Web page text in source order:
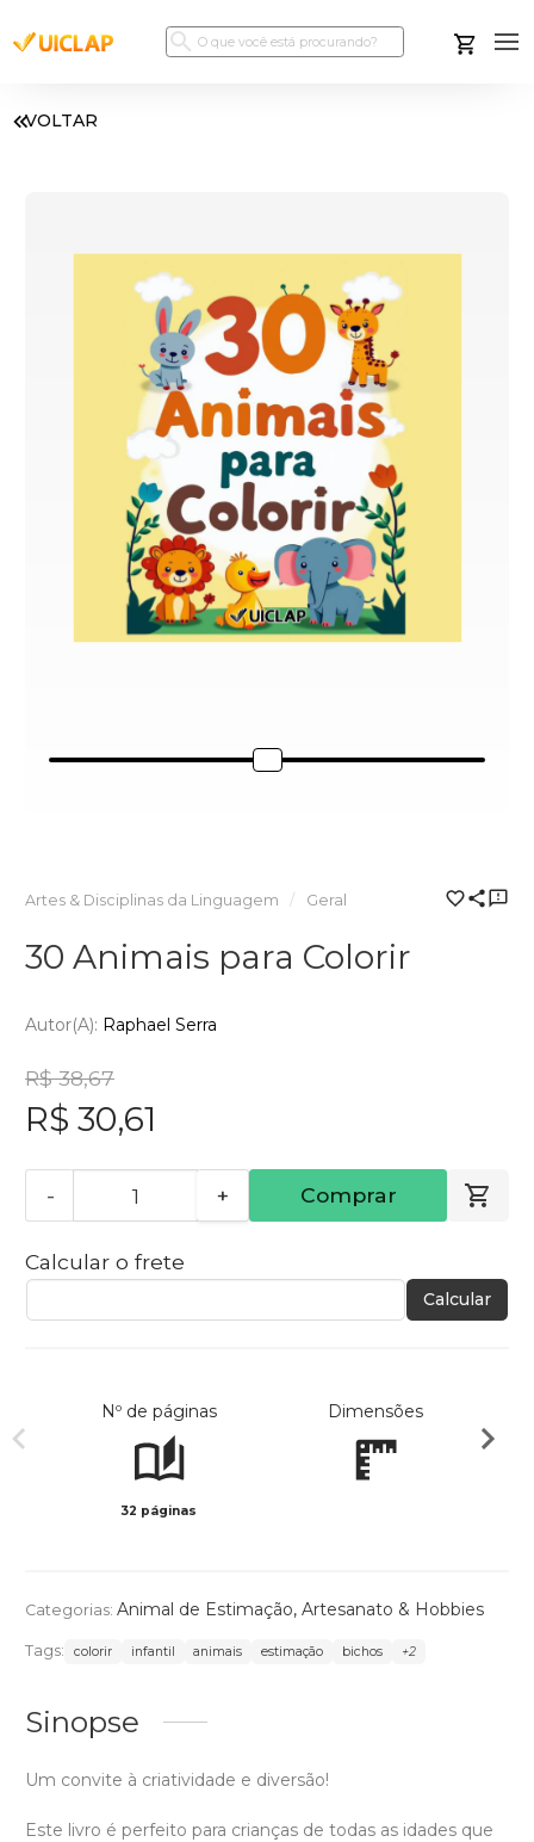
VOLTAR
Artes & Disciplinas da Linguagem Geral
30 Animais para Colorir
Autor(a): Raphael Serra
R$ 38,67
R$ 30,61
- + Comprar
Calcular o frete
Calcular
Nº de páginas
32 páginas
Dimensões
Categorias: Animal de Estimação, Artesanato & Hobbies
Tags: colorir infantil animais estimação bichos +2
Sinopse
Um convite à criatividade e diversão!
Este livro é perfeito para crianças de todas as idades que